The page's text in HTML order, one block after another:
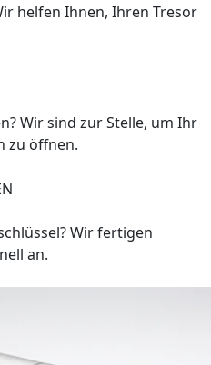
helfen Ihnen, Ihren Tresor
Wir sind zur Stelle, um Ihr
zu öffnen.
Wir fertigen
an.